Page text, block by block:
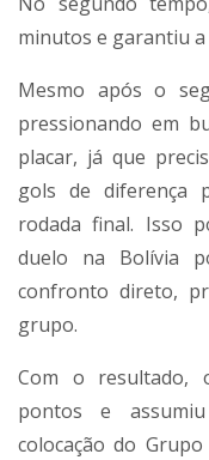
minutos e garantiu
Mesmo após o
pressionando em
placar, já que
gols de diferença
rodada final. Isso
duelo na Bolívia
confronto direto,
grupo.
Com o resultado,
pontos e
colocação do